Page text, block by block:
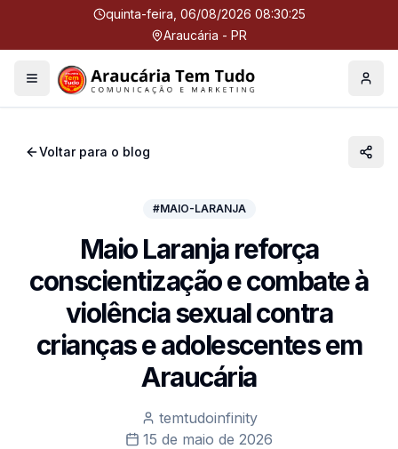
quinta-feira, 06/08/2026 08:30:25
Araucária - PR
Menu Perfil
Voltar para o blog
#MAIO-LARANJA
Maio Laranja reforça
conscientização e combate à
violência sexual contra
crianças e adolescentes em
Araucária
temtudoinfinity
15 de maio de 2026